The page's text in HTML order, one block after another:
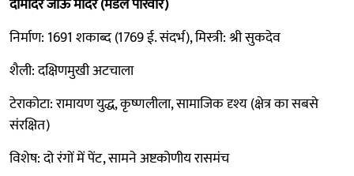
निर्माण: 1691 शकाब्द (1769 ई. संदर्भ), मिस्त्री: श्री सुकदेव
शैली: दक्षिणमुखी अटचाला
टेराकोटा: रामायण युद्ध, कृष्णलीला, सामाजिक दृश्य (क्षेत्र का सबसे
संरक्षित)
विशेष: दो रंगों में पेंट, सामने अष्टकोणीय रासमंच